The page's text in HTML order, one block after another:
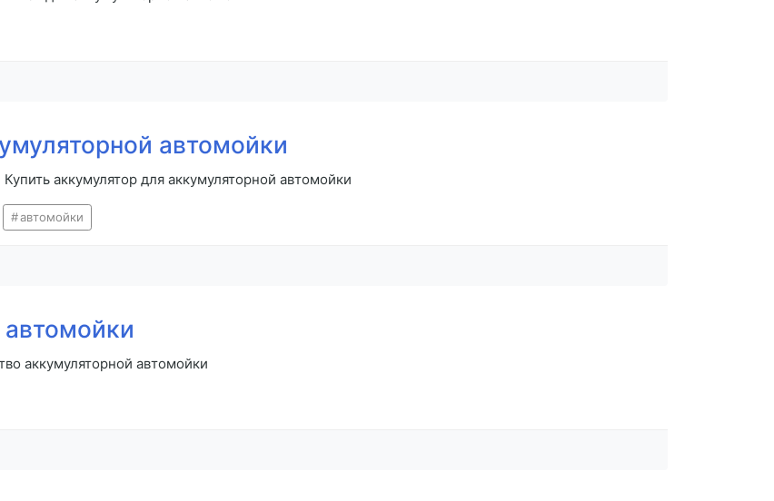
автомойки
аккумулятор для аккумуляторной автомойки
автомойки
аккумуляторной автомойки